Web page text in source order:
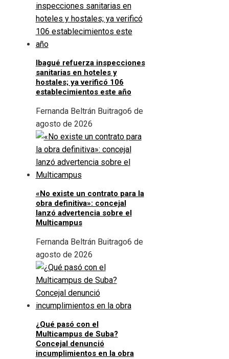
Ibagué refuerza inspecciones
sanitarias en hoteles y
hostales; ya verificó 106
establecimientos este año
Fernanda Beltrán Buitrago6 de
agosto de 2026
«No existe un contrato para la
obra definitiva»: concejal
lanzó advertencia sobre el
Multicampus
Fernanda Beltrán Buitrago6 de
agosto de 2026
¿Qué pasó con el
Multicampus de Suba?
Concejal denunció
incumplimientos en la obra